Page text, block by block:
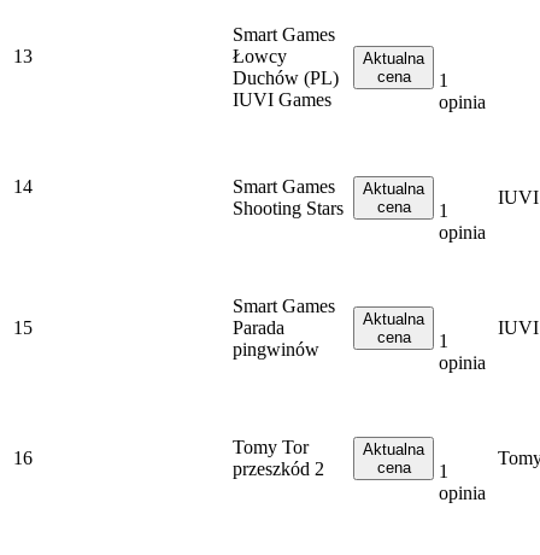
13
Smart Games
Łowcy
Duchów (PL)
IUVI Games
Aktualna
cena
1
opinia
14
Smart Games
Shooting Stars
Aktualna
cena
1
opinia
IUVI
15
Smart Games
Parada
pingwinów
Aktualna
cena
1
opinia
IUVI
16
Tomy Tor
przeszkód 2
Aktualna
cena
1
opinia